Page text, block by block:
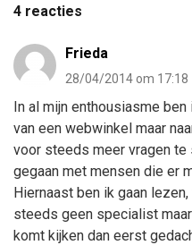
4 reacties
Frieda
28/04/2014 om 17:18
In al mijn enthousiasme
van een webwinkel maar
voor steeds meer vragen te
gegaan met mensen die er
Hiernaast ben ik gaan
steeds geen specialist
komt kijken dan eerst